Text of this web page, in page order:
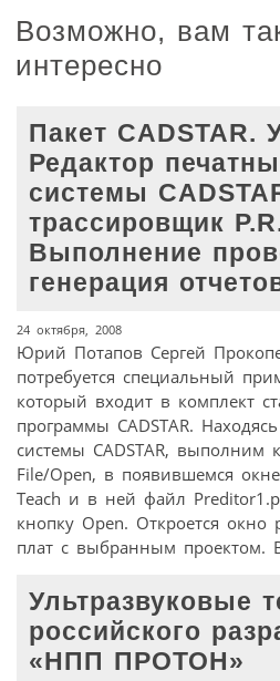
Возможно, вам
интересно
Пакет CADSTAR.
Редактор
системы
трассировщик
Выполнение
генерация
24 октября, 2008
Юрий Потапов Сергей
потребуется специальный
который входит в комплект
программы CADSTAR.
системы CADSTAR, выполним
File/Open, в появившемся
Teach и в ней файл
кнопку Open. Откроется окно
плат с выбранным
Ультразвуковые
российского
«НПП ПРОТОН»